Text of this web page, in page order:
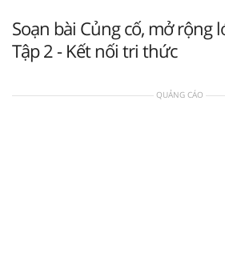
Soạn bài Củng cố, mở rộng
Tập 2 - Kết nối tri thức
QUẢNG CÁO